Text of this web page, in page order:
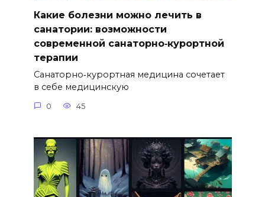
Какие болезни можно лечить в
санатории: возможности
современной санаторно‑курортной
терапии
Санаторно‑курортная медицина сочетает
в себе медицинскую
0 45